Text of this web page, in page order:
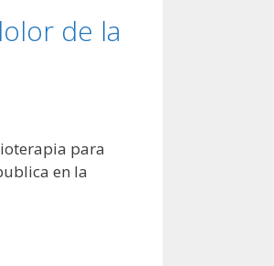
de la
para
en la